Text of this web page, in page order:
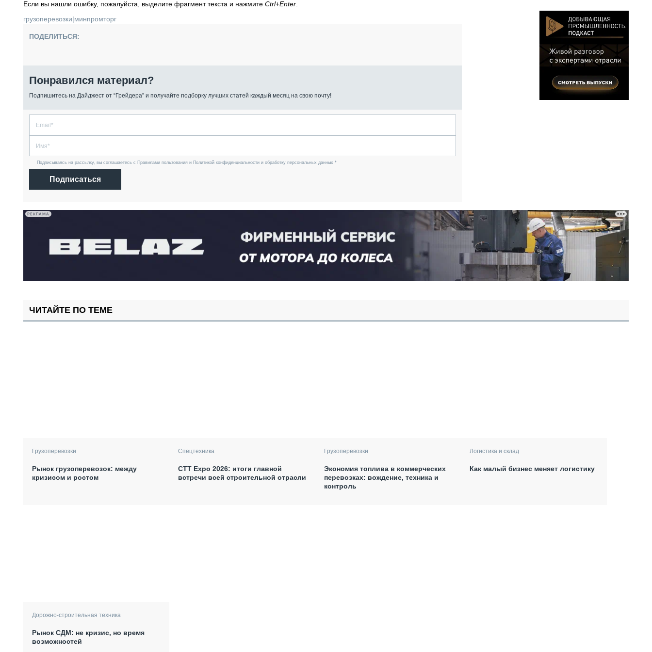
Если вы нашли ошибку, пожалуйста, выделите фрагмент текста и нажмите Ctrl+Enter
грузоперевозки|минпромторг
ПОДЕЛИТЬСЯ:
Понравился материал?
Подпишитесь на Дайджест от “Грейдера” и получайте подборку лучших статей каждый месяц на свою почту!
Подписываясь на рассылку, вы соглашаетесь с Правилами пользования и Политикой конфиденциальности и обработку персональных данных *
Подписаться
РЕКЛАМА
ЧИТАЙТЕ ПО ТЕМЕ
Грузоперевозки
Рынок грузоперевозок: между
кризисом и ростом
Спецтехника
СТТ Expo 2026: итоги главной
встречи всей строительной отрасли
Грузоперевозки
Экономия топлива в коммерческих
перевозках: вождение, техника и
контроль
Логистика и склад
Как малый бизнес меняет логистику
Дорожно-строительная техника
Рынок СДМ: не кризис, но время
возможностей